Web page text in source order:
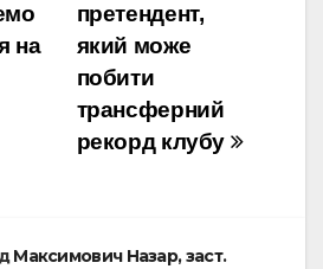
претендент,
який може
побити
трансферний
рекорд клубу
на
Максимович Назар, заст.